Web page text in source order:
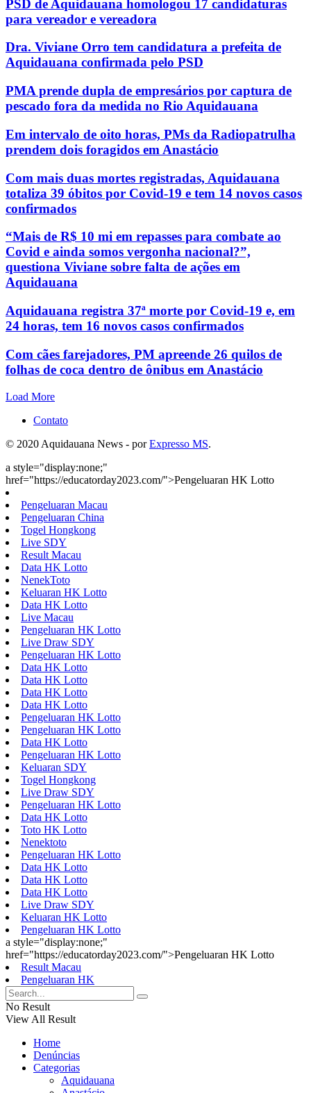
PSD de Aquidauana homologou 17 candidaturas
para vereador e vereadora
Dra. Viviane Orro tem candidatura a prefeita de
Aquidauana confirmada pelo PSD
PMA prende dupla de empresários por captura de
pescado fora da medida no Rio Aquidauana
Em intervalo de oito horas, PMs da Radiopatrulha
prendem dois foragidos em Anastácio
Com mais duas mortes registradas, Aquidauana
totaliza 39 óbitos por Covid-19 e tem 14 novos casos
confirmados
“Mais de R$ 10 mi em repasses para combate ao
Covid e ainda somos vergonha nacional?”,
questiona Viviane sobre falta de ações em
Aquidauana
Aquidauana registra 37ª morte por Covid-19 e, em
24 horas, tem 16 novos casos confirmados
Com cães farejadores, PM apreende 26 quilos de
folhas de coca dentro de ônibus em Anastácio
Load More
Contato
© 2020 Aquidauana News - porExpresso MS.
a style="display:none;"
href="https://educatorday2023.com/">Pengeluaran HK Lotto
Pengeluaran Macau
Pengeluaran China
Togel Hongkong
Live SDY
Result Macau
Data HK Lotto
NenekToto
Keluaran HK Lotto
Data HK Lotto
Live Macau
Pengeluaran HK Lotto
Live Draw SDY
Pengeluaran HK Lotto
Data HK Lotto
Data HK Lotto
Data HK Lotto
Data HK Lotto
Pengeluaran HK Lotto
Pengeluaran HK Lotto
Data HK Lotto
Pengeluaran HK Lotto
Keluaran SDY
Togel Hongkong
Live Draw SDY
Pengeluaran HK Lotto
Data HK Lotto
Toto HK Lotto
Nenektoto
Pengeluaran HK Lotto
Data HK Lotto
Data HK Lotto
Data HK Lotto
Live Draw SDY
Keluaran HK Lotto
Pengeluaran HK Lotto
a style="display:none;"
href="https://educatorday2023.com/">Pengeluaran HK Lotto
Result Macau
Pengeluaran HK
No Result
View All Result
Home
Denúncias
Categorias
Aquidauana